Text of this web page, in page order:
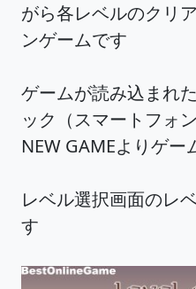
がら各レベルのクリ
ンゲームです
ゲームが読み込まれ
ック（スマートフォ
NEW GAMEよりゲー
レベル選択画面のレ
す